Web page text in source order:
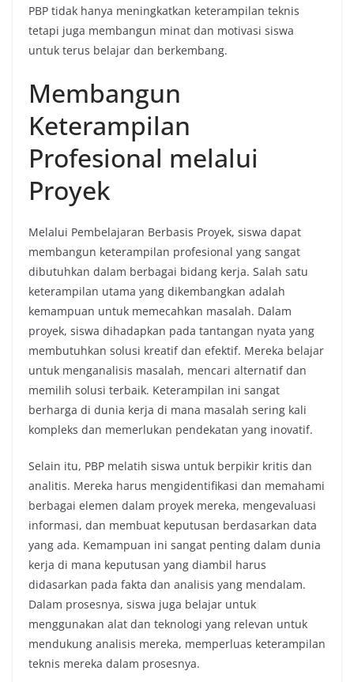
PBP tidak hanya meningkatkan keterampilan teknis
tetapi juga membangun minat dan motivasi siswa
untuk terus belajar dan berkembang.
Membangun
Keterampilan
Profesional melalui
Proyek
Melalui Pembelajaran Berbasis Proyek, siswa dapat
membangun keterampilan profesional yang sangat
dibutuhkan dalam berbagai bidang kerja. Salah satu
keterampilan utama yang dikembangkan adalah
kemampuan untuk memecahkan masalah. Dalam
proyek, siswa dihadapkan pada tantangan nyata yang
membutuhkan solusi kreatif dan efektif. Mereka belajar
untuk menganalisis masalah, mencari alternatif dan
memilih solusi terbaik. Keterampilan ini sangat
berharga di dunia kerja di mana masalah sering kali
kompleks dan memerlukan pendekatan yang inovatif.
Selain itu, PBP melatih siswa untuk berpikir kritis dan
analitis. Mereka harus mengidentifikasi dan memahami
berbagai elemen dalam proyek mereka, mengevaluasi
informasi, dan membuat keputusan berdasarkan data
yang ada. Kemampuan ini sangat penting dalam dunia
kerja di mana keputusan yang diambil harus
didasarkan pada fakta dan analisis yang mendalam.
Dalam prosesnya, siswa juga belajar untuk
menggunakan alat dan teknologi yang relevan untuk
mendukung analisis mereka, memperluas keterampilan
teknis mereka dalam prosesnya.